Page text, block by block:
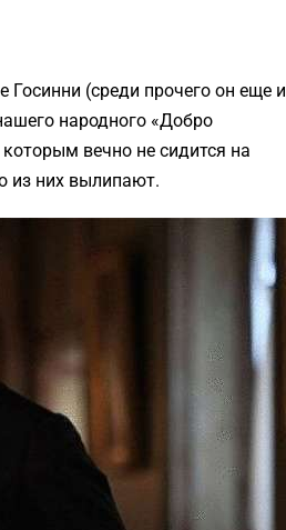
Госинни (среди прочего он еще и
народного «Добро
вечно не сидится на
из них вылипают.